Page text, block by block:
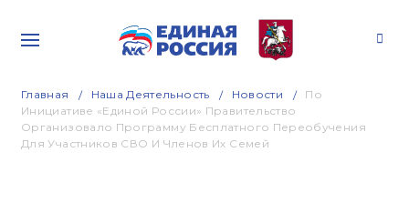
Главная Наша Деятельность Новости
По
Инициативе «Единой России» Правительство
Организовало Программу Бесплатного Переобучения
Для Участников СВО И Членов Их Семей